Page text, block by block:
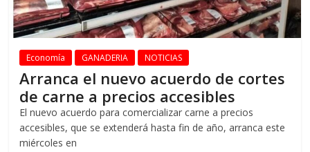
Economía GANADERIA NOTICIAS
Arranca el nuevo acuerdo de cortes
de carne a precios accesibles
El nuevo acuerdo para comercializar carne a precios
accesibles, que se extenderá hasta fin de año, arranca este
miércoles en